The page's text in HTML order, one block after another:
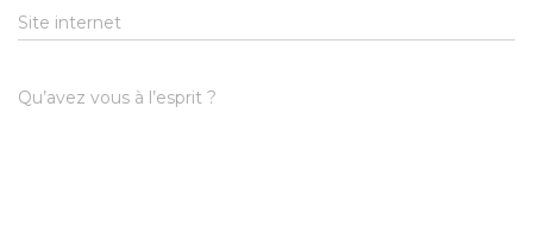
Site internet
Qu’avez vous à l’esprit ?